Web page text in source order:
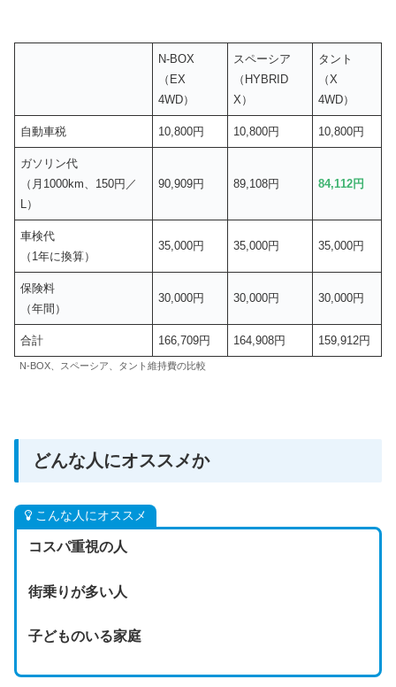
N-BOX
（EX
4WD）
スペーシア
（HYBRID
X）
タント
（X
4WD）
自動車税 10,800円 10,800円 10,800円
ガソリン代
（月1000km、150円／
L）
90,909円 89,108円 84,112円
車検代
（1年に換算）
35,000円 35,000円 35,000円
保険料
（年間）
30,000円 30,000円 30,000円
合計 166,709円 164,908円 159,912円
N-BOX、スペーシア、タント維持費の比較
どんな人にオススメか
こんな人にオススメ
コスパ重視の人
街乗りが多い人
子どものいる家庭